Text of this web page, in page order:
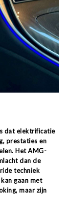
dat elektrificatie
prestaties en
Het AMG-
dan de
techniek
gaan met
maar zijn